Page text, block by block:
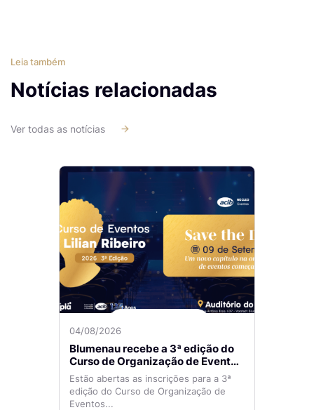
Leia também
Notícias relacionadas
Ver todas as notícias
04/08/2026
Blumenau recebe a 3ª edição do
Curso de Organização de Eventos
Lilian Ribeiro
Estão abertas as inscrições para a 3ª
edição do Curso de Organização de
Eventos...